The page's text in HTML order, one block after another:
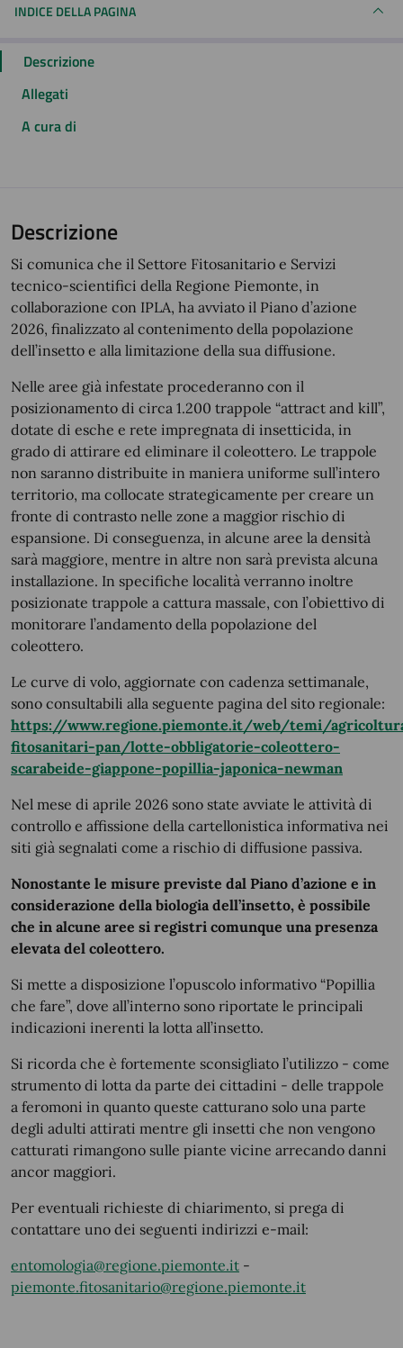
INDICE DELLA PAGINA
Descrizione
Allegati
A cura di
Descrizione
Si comunica che il Settore Fitosanitario e Servizi
tecnico-scientifici della Regione Piemonte, in
collaborazione con IPLA, ha avviato il Piano d’azione
2026, finalizzato al contenimento della popolazione
dell’insetto e alla limitazione della sua diffusione.
Nelle aree già infestate procederanno con il
posizionamento di circa 1.200 trappole “attract and kill”,
dotate di esche e rete impregnata di insetticida, in
grado di attirare ed eliminare il coleottero. Le trappole
non saranno distribuite in maniera uniforme sull’intero
territorio, ma collocate strategicamente per creare un
fronte di contrasto nelle zone a maggior rischio di
espansione. Di conseguenza, in alcune aree la densità
sarà maggiore, mentre in altre non sarà prevista alcuna
installazione. In specifiche località verranno inoltre
posizionate trappole a cattura massale, con l’obiettivo di
monitorare l’andamento della popolazione del
coleottero.
Le curve di volo, aggiornate con cadenza settimanale,
sono consultabili alla seguente pagina del sito regionale:
https://www.regione.piemonte.it/web/temi/
fitosanitari-pan/lotte-obbligatorie-coleottero-
scarabeide-giappone-popillia-japonica-newman
Nel mese di aprile 2026 sono state avviate le attività di
controllo e affissione della cartellonistica informativa nei
siti già segnalati come a rischio di diffusione passiva.
Nonostante le misure previste dal Piano d’azione e in
considerazione della biologia dell’insetto, è possibile
che in alcune aree si registri comunque una presenza
elevata del coleottero.
Si mette a disposizione l’opuscolo informativo “Popillia
che fare”, dove all’interno sono riportate le principali
indicazioni inerenti la lotta all’insetto.
Si ricorda che è fortemente sconsigliato l’utilizzo - come
strumento di lotta da parte dei cittadini - delle trappole
a feromoni in quanto queste catturano solo una parte
degli adulti attirati mentre gli insetti che non vengono
catturati rimangono sulle piante vicine arrecando danni
ancor maggiori.
Per eventuali richieste di chiarimento, si prega di
contattare uno dei seguenti indirizzi e-mail:
entomologia@regione.piemonte.it -
piemonte.fitosanitario@regione.piemonte.it